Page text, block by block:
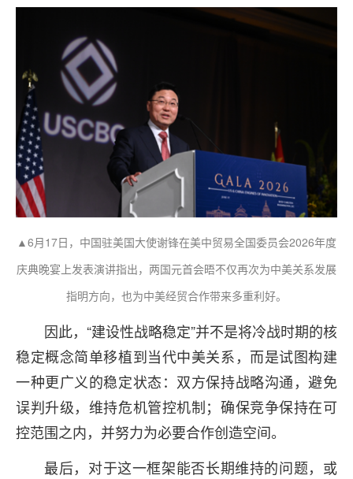
▲6月17日，中国驻美国大使谢锋在美中贸易全国委员会2026年度
庆典晚宴上发表演讲指出，两国元首会晤不仅再次为中美关系发展
指明方向，也为中美经贸合作带来多重利好。
因此，“建设性战略稳定”并不是将冷战时期的核
稳定概念简单移植到当代中美关系，而是试图构建
一种更广义的稳定状态：双方保持战略沟通，避免
误判升级，维持危机管控机制；确保竞争保持在可
控范围之内，并努力为必要合作创造空间。
最后，对于这一框架能否长期维持的问题，或